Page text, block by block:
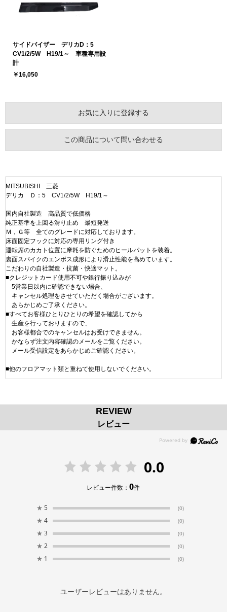
サイドバイザー デリカD：5
CV1/2/5W H19/1～ 車種専用設
計
￥16,050
お気に入りに登録する
この商品について問い合わせる
MITSUBISHI 三菱
デリカ Ｄ：5 CV1/2/5W H19/1～
国内自社製造 高品質で低価格
純正基準を上回る滑り止め 最短発送
Ｍ，Ｇ等 全てのグレードに対応しております。
床面固定フックに対応の専用リング付き
運転席のカカト位置に摩耗を防ぐためのヒールパットを装着。
裏面スパイクのエンボス成形により滑止性能を高めています。
こだわりの自社製造・抗菌・快適マット。
■クレジットカード使用不可や銀行振り込みが
5営業日以内に確認できない場合、
キャンセル処理をさせていただく場合がございます。
あらかじめご了承ください。
■すべてお客様ひとりひとりの希望を確認してから
生産を行っておりますので、
お客様都合でのキャンセルはお受けできません。
かならず注文内容確認のメールをご覧ください。
メール受信設定をあらかじめご確認ください。
■他のフロアマット類と重ねて使用しないでください。
REVIEW
レビュー
0.0
レビュー件数：0件
★ 5 (0)
★ 4 (0)
★ 3 (0)
★ 2 (0)
★ 1 (0)
ユーザーレビューはありません。